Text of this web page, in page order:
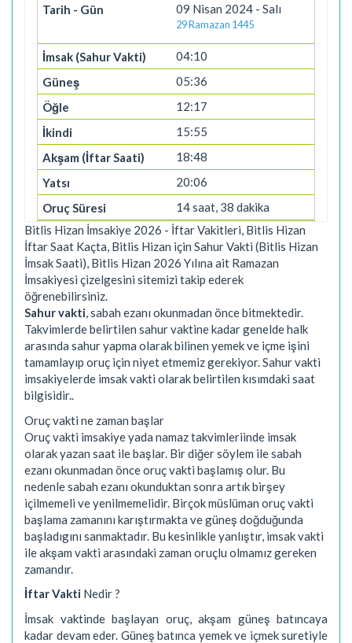
09 Nisan 2024 - Salı
29 Ramazan 1445
04:10
05:36
12:17
15:55
18:48
20:06
14 saat, 38 dakika
Bitlis Hizan İmsakiye 2026 - İftar Vakitleri, Bitlis Hizan
İftar Saat Kaçta, Bitlis Hizan için Sahur Vakti (Bitlis Hizan
İmsak Saati), Bitlis Hizan 2026 Yılına ait Ramazan
İmsakiyesi çizelgesini sitemizi takip ederek
öğrenebilirsiniz.
Sahur vakti, sabah ezanı okunmadan önce bitmektedir.
Takvimlerde belirtilen sahur vaktine kadar genelde halk
arasında sahur yapma olarak bilinen yemek ve içme işini
tamamlayıp oruç için niyet etmemiz gerekiyor. Sahur vakti
imsakiyelerde imsak vakti olarak belirtilen kısımdaki saat
bilgisidir..
Oruç vakti ne zaman başlar
Oruç vakti imsakiye yada namaz takvimleriinde imsak
olarak yazan saat ile başlar. Bir diğer söylem ile sabah
ezanı okunmadan önce oruç vakti başlamış olur. Bu
nedenle sabah ezanı okunduktan sonra artık birşey
içilmemeli ve yenilmemelidir. Birçok müslüman oruç vakti
başlama zamanını karıştırmakta ve güneş doğduğunda
başladıgını sanmaktadır. Bu kesinlikle yanlıştır, imsak vakti
ile akşam vakti arasındaki zaman oruçlu olmamız gereken
zamandır.
İftar Vakti Nedir ?
İmsak vaktinde başlayan oruç, akşam güneş batıncaya
kadar devam eder. Güneş batınca yemek ve içmek suretiyle